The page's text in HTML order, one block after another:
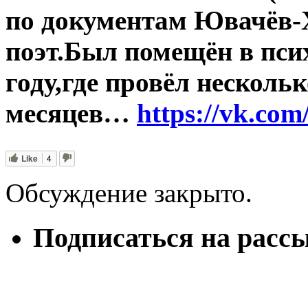
по документам
поэт.Был помещён в
году,где провёл
месяцев… https://
Like 4
Обсуждение закрыто.
Подписаться на